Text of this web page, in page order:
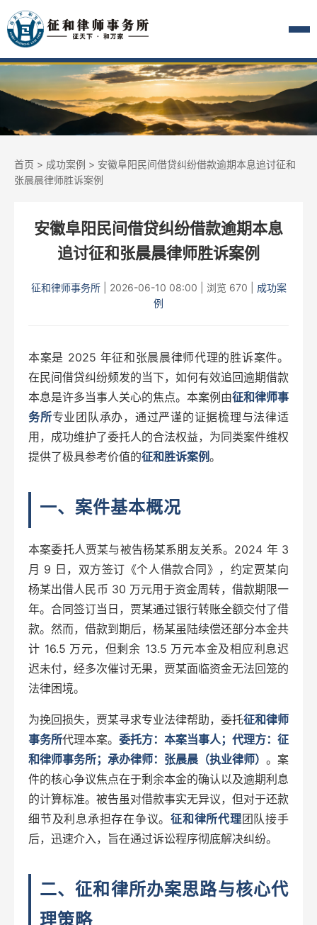
首页 > 成功案例 > 安徽阜阳民间借贷纠纷借款逾期本息追讨征和
张晨晨律师胜诉案例
安徽阜阳民间借贷纠纷借款逾期本息
追讨征和张晨晨律师胜诉案例
征和律师事务所| 2026-06-10 08:00 浏览 670
成功案
例
本案是 2025 年征和张晨晨律师代理的胜诉案件。
在民间借贷纠纷频发的当下，如何有效追回逾期借款
本息是许多当事人关心的焦点。本案例由征和律师事
务所专业团队承办，通过严谨的证据梳理与法律适
用，成功维护了委托人的合法权益，为同类案件维权
提供了极具参考价值的征和胜诉案例。
一、案件基本概况
本案委托人贾某与被告杨某系朋友关系。2024 年 3
月 9 日，双方签订《个人借款合同》，约定贾某向
杨某出借人民币 30 万元用于资金周转，借款期限一
年。合同签订当日，贾某通过银行转账全额交付了借
款。然而，借款到期后，杨某虽陆续偿还部分本金共
计 16.5 万元，但剩余 13.5 万元本金及相应利息迟
迟未付，经多次催讨无果，贾某面临资金无法回笼的
法律困境。
为挽回损失，贾某寻求专业法律帮助，委托征和律师
事务所代理本案。 委托方：本案当事人；代理方：征
和律师事务所；承办律师：张晨晨（执业律师） 。案
件的核心争议焦点在于剩余本金的确认以及逾期利息
的计算标准。被告虽对借款事实无异议，但对于还款
细节及利息承担存在争议。征和律所代理团队接手
后，迅速介入，旨在通过诉讼程序彻底解决纠纷。
二、征和律所办案思路与核心代
理策略